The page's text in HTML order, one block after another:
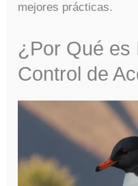
mejores prácticas.
¿Por Qué es
Control de